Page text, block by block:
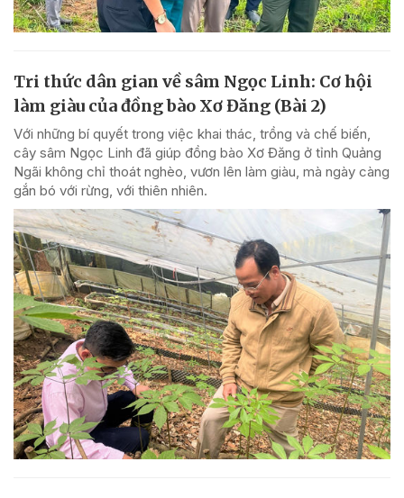
Tri thức dân gian về sâm Ngọc Linh: Cơ hội
làm giàu của đồng bào Xơ Đăng (Bài 2)
Với những bí quyết trong việc khai thác, trồng và chế biến,
cây sâm Ngọc Linh đã giúp đồng bào Xơ Đăng ở tỉnh Quảng
Ngãi không chỉ thoát nghèo, vươn lên làm giàu, mà ngày càng
gắn bó với rừng, với thiên nhiên.